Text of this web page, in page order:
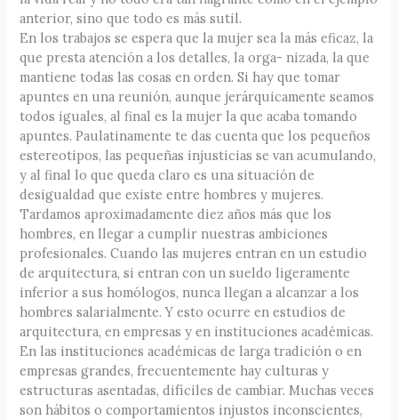
anterior, sino que todo es más sutil.
En los trabajos se espera que la mujer sea la más eficaz, la
que presta atención a los detalles, la orga- nizada, la que
mantiene todas las cosas en orden. Si hay que tomar
apuntes en una reunión, aunque jerárquicamente seamos
todos iguales, al final es la mujer la que acaba tomando
apuntes. Paulatinamente te das cuenta que los pequeños
estereotipos, las pequeñas injusticias se van acumulando,
y al final lo que queda claro es una situación de
desigualdad que existe entre hombres y mujeres.
Tardamos aproximadamente diez años más que los
hombres, en llegar a cumplir nuestras ambiciones
profesionales. Cuando las mujeres entran en un estudio
de arquitectura, si entran con un sueldo ligeramente
inferior a sus homólogos, nunca llegan a alcanzar a los
hombres salarialmente. Y esto ocurre en estudios de
arquitectura, en empresas y en instituciones académicas.
En las instituciones académicas de larga tradición o en
empresas grandes, frecuentemente hay culturas y
estructuras asentadas, difíciles de cambiar. Muchas veces
son hábitos o comportamientos injustos inconscientes,